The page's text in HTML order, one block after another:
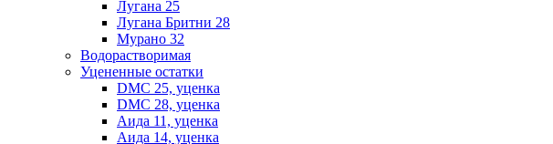
Лугана 25
Лугана Бритни 28
Мурано 32
Водорастворимая
Уцененные остатки
DMC 25, уценка
DMC 28, уценка
Аида 11, уценка
Аида 14, уценка